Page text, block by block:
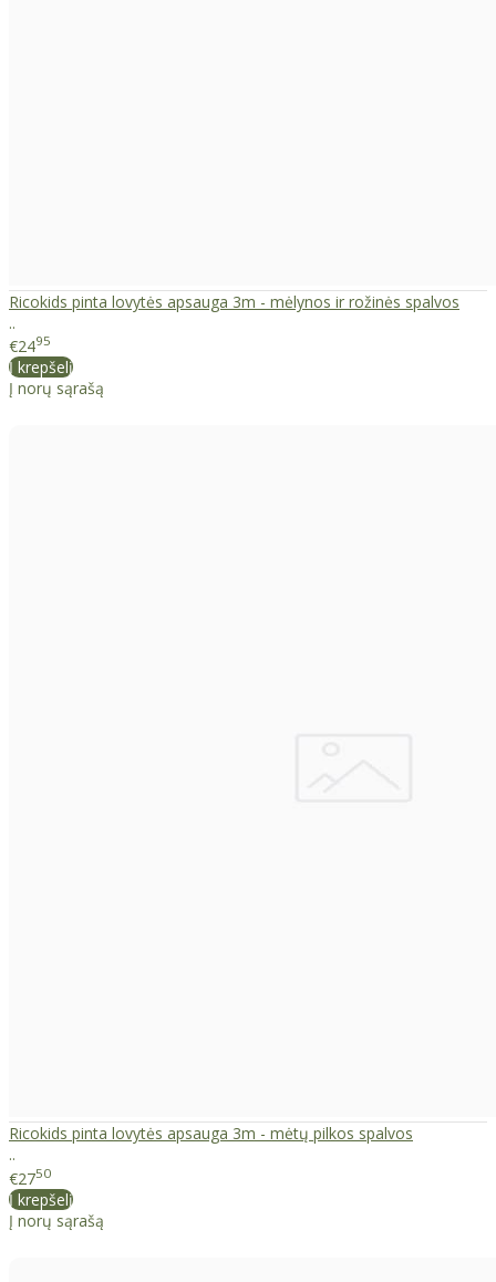
Ricokids pinta lovytės apsauga 3m - mėlynos ir rožinės spalvos
..
€2495
Į krepšelį
Į norų sąrašą
Ricokids pinta lovytės apsauga 3m - mėtų pilkos spalvos
..
€2750
Į krepšelį
Į norų sąrašą